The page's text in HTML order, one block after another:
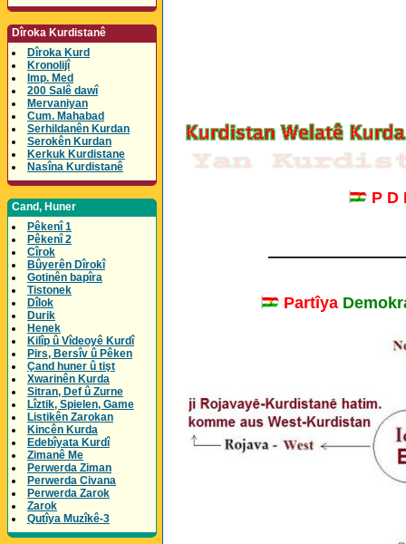
Dîroka Kurdistanê
Dîroka Kurd
Kronolijî
Imp. Med
200 Salê dawî
Mervaniyan
Cum. Mahabad
Serhildanên Kurdan
Serokên Kurdan
Kerkuk Kurdistane
Nasîna Kurdistanê
Cand, Huner
Pêkenî 1
Pêkenî 2
Cîrok
Bûyerên Dîrokî
Gotinên bapîra
Tistonek
Dîlok
Durik
Henek
Kilîp û Vîdeoyê Kurdî
Pirs, Bersîv û Pêken
Çand huner û tişt
Xwarinên Kurda
Sitran, Def û Zurne
Lîztik, Spielen, Game
Listikên Zarokan
Kincên Kurda
Edebîyata Kurdî
Zimanê Me
Perwerda Ziman
Perwerda Civana
Perwerda Zarok
Zarok
Qutîya Muzîkê-3
P D
Partîya